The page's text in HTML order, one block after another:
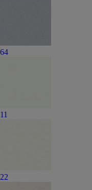
64
11
22